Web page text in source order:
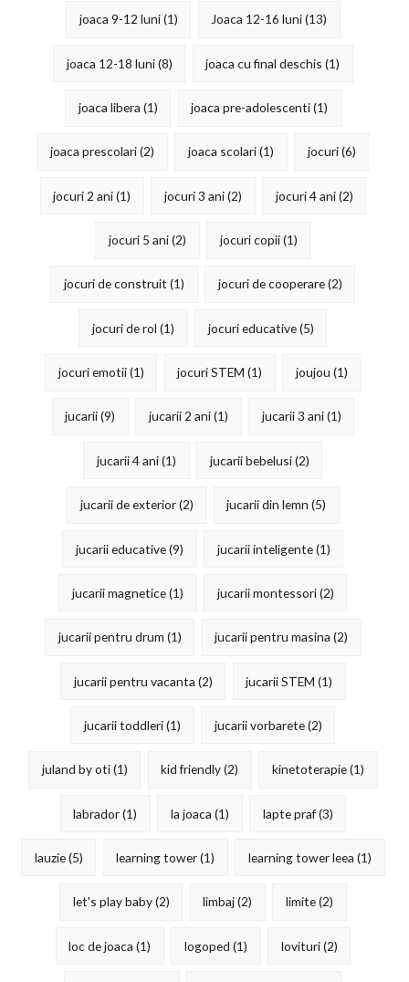
joaca 9-12 luni(1) Joaca 12-16 luni(13)
joaca 12-18 luni(8) joaca cu final deschis (1)
joaca libera (1) joaca pre-adolescenti(1)
joaca prescolari(2) joaca scolari(1) jocuri(6)
jocuri 2 ani(1) jocuri 3 ani(2) jocuri 4 ani(2)
jocuri 5 ani(2) jocuri copii(1)
jocuri de construit (1) jocuri de cooperare(2)
jocuri de rol (1) jocuri educative(5)
jocuri emotii(1) jocuri STEM (1) joujou (1)
jucarii(9) jucarii 2 ani(1) jucarii 3 ani(1)
jucarii 4 ani(1) jucarii bebelusi(2)
jucarii de exterior(2) jucarii din lemn (5)
jucarii educative(9) jucarii inteligente(1)
jucarii magnetice(1) jucarii montessori(2)
jucarii pentru drum (1) jucarii pentru masina (2)
jucarii pentru vacanta (2) jucarii STEM (1)
jucarii toddleri(1) jucarii vorbarete(2)
juland by oti(1) kid friendly(2) kinetoterapie(1)
labrador(1) la joaca (1) lapte praf(3)
lauzie(5) learning tower(1) learning tower leea (1)
let's play baby(2) limbaj(2) limite(2)
loc de joaca (1) logoped (1) lovituri(2)